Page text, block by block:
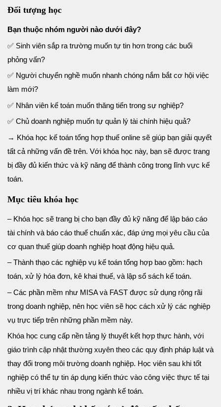
Đối tượng học
Bạn thuộc nhóm người nào dưới đây?
✅ Sinh viên sắp ra trường muốn tự tin hơn trong các buổi
phỏng vấn?
✅ Người chuyển nghề muốn nhanh chóng nắm bắt cơ hội việc
làm mới?
✅ Nhân viên kế toán muốn thăng tiến trong sự nghiệp?
✅ Chủ doanh nghiệp muốn tự quản lý tài chính hiệu quả?
→ Khóa học kế toán tổng hợp thuế online sẽ giúp bạn giải quyết
tất cả những vấn đề trên. Với khóa học này, bạn sẽ được trang
bị đầy đủ kiến thức và kỹ năng để thành công trong lĩnh vực kế
toán.
Mục tiêu khóa học
– Khóa học sẽ trang bị cho bạn đầy đủ kỹ năng để lập báo cáo
tài chính và báo cáo thuế chuẩn xác, đáp ứng mọi yêu cầu của
cơ quan thuế giúp doanh nghiệp hoạt động hiệu quả.
– Thành thạo các nghiệp vụ kế toán tổng hợp bao gồm: hạch
toán, xử lý hóa đơn, kê khai thuế, và lập sổ sách kế toán.
– Các phần mềm như MISA và FAST được sử dụng rộng rãi
trong doanh nghiệp, nên học viên sẽ học cách xử lý các nghiệp
vụ trực tiếp trên những phần mềm này.
Khóa học cung cấp nền tảng lý thuyết kết hợp thực hành, với
giáo trình cập nhật thường xuyên theo các quy định pháp luật và
thay đổi trong môi trường doanh nghiệp. Học viên sau khi tốt
nghiệp có thể tự tin áp dụng kiến thức vào công việc thực tế tại
nhiều vị trí khác nhau trong ngành kế toán.